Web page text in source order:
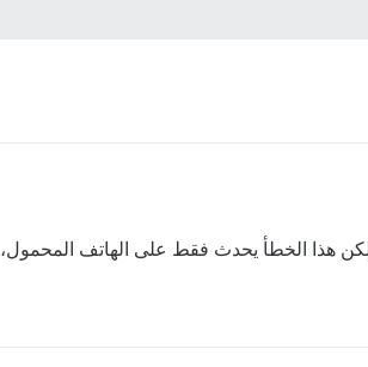
هذا الخطأ يحدث فقط على الهاتف المحمول،